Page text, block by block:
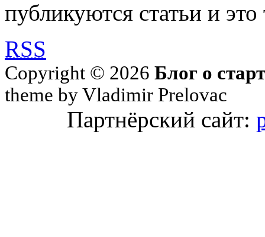
публикуются статьи и
RSS
Copyright © 2026 Блог о
theme by Vladimir Prelovac
Партнёрский сайт: